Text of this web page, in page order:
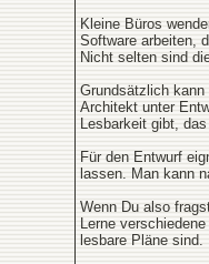
Kleine Büros
Software arbeiten,
Nicht selten sind
Grundsätzlich
Architekt unter
Lesbarkeit gibt,
Für den Entwurf
lassen. Man kann
Wenn Du also
Lerne
lesbare Pläne sind.